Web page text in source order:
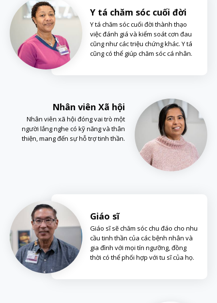
Y tá chăm sóc cuối đời
Y tá chăm sóc cuối đời thành thạo
việc đánh giá và kiểm soát cơn đau
cũng như các triệu chứng khác. Y tá
cũng có thể giúp chăm sóc cá nhân.
Nhân viên Xã hội
Nhân viên xã hội đóng vai trò một
người lắng nghe có kỹ năng và thân
thiện, mang đến sự hỗ trợ tinh thần.
Giáo sĩ
Giáo sĩ sẽ chăm sóc chu đáo cho nhu
cầu tinh thần của các bệnh nhân và
gia đình với mọi tín ngưỡng, đồng
thời có thể phối hợp với tu sĩ của họ.